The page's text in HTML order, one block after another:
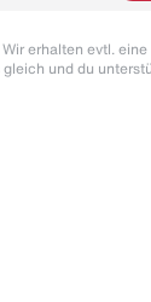
erhalten evtl. eine
und du